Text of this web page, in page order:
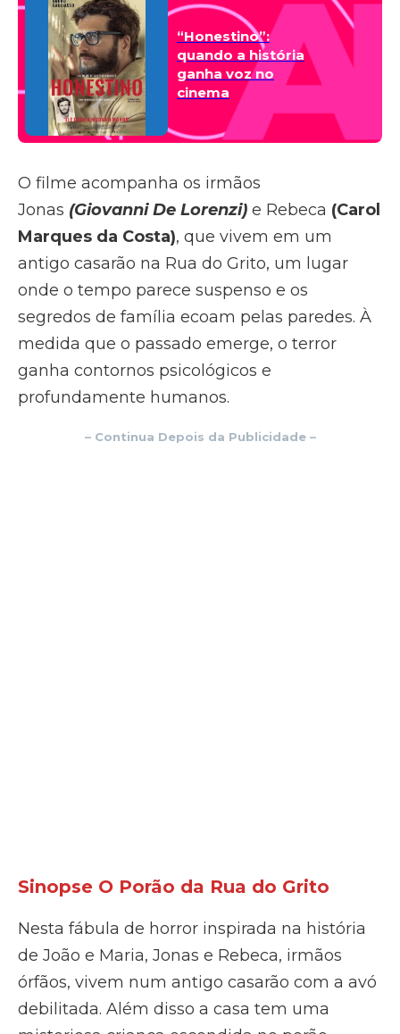
“Honestino”:
quando a história
ganha voz no
cinema
O filme acompanha os irmãos
Jonas (Giovanni De Lorenzi) e Rebeca (Carol
Marques da Costa), que vivem em um
antigo casarão na Rua do Grito, um lugar
onde o tempo parece suspenso e os
segredos de família ecoam pelas paredes. À
medida que o passado emerge, o terror
ganha contornos psicológicos e
profundamente humanos.
– Continua Depois da Publicidade –
Sinopse O Porão da Rua do Grito
Nesta fábula de horror inspirada na história
de João e Maria, Jonas e Rebeca, irmãos
órfãos, vivem num antigo casarão com a avó
debilitada. Além disso a casa tem uma